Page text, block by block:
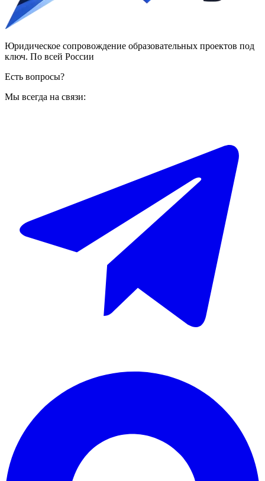
Юридическое сопровождение образовательных проектов под
ключ. По всей России
Есть вопросы?
Мы всегда на связи: